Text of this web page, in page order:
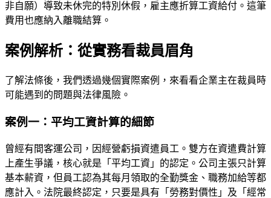
非自願）導致未休完的特別休假，雇主應折算工資給付。這筆
費用也應納入離職結算。
案例解析：從實務看裁員眉角
了解法條後，我們透過幾個實際案例，來看看企業主在裁員時
可能遇到的問題與法律風險。
案例一：平均工資計算的細節
曾經有間客運公司，因經營虧損資遣員工。雙方在資遣費計算
上產生爭議，核心就是「平均工資」的認定。公司主張只計算
基本薪資，但員工認為其每月領取的全勤獎金、職務加給等都
應計入。法院最終認定，只要是具有「勞務對價性」及「經常